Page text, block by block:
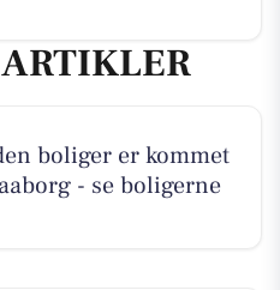
boliger er kommet
- se boligerne